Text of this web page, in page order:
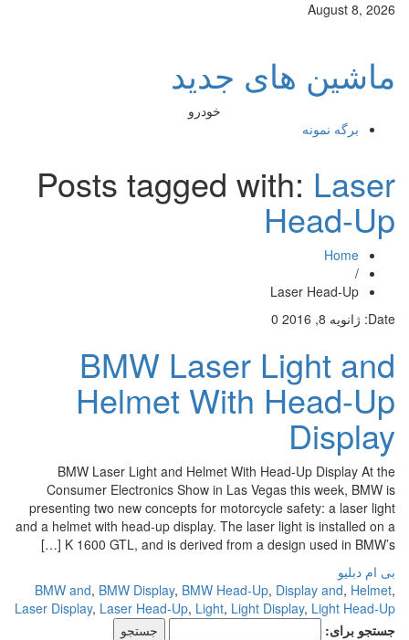
August 8, 2026
ماشین های جدید
خودرو
برگه نمونه
Posts tagged with:Laser
Head-Up
Home
/
Laser Head-Up
Date: ژانویه 8, 2016 0
BMW Laser Light and
Helmet With Head-Up
Display
BMW Laser Light and Helmet With Head-Up Display At the
Consumer Electronics Show in Las Vegas this week, BMW is
presenting two new concepts for motorcycle safety: a laser light
and a helmet with head-up display. The laser light is installed on a
K 1600 GTL, and is derived from a design used in BMW’s […]
بی ام دبلیو
BMW and,BMW Display,BMW Head-Up,Display and,Helmet
Laser Display,Laser Head-Up,Light,Light Display,Light Head-Up
جستجو برای: